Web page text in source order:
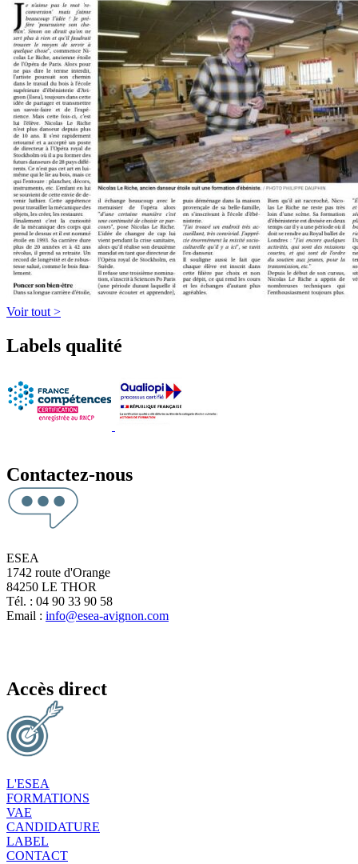
Voir tout >
Labels qualité
Contactez-nous
ESEA
1742 route d'Orange
84250 LE THOR
Tél. : 04 90 33 90 58
Email : info@esea-avignon.com
Accès direct
L'ESEA
FORMATIONS
VAE
CANDIDATURE
LABEL
CONTACT